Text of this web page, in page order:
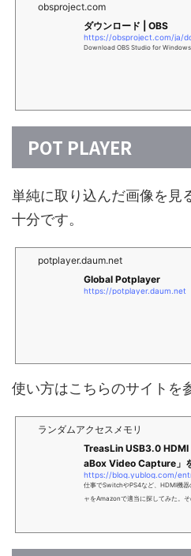
obsproject.com
ダウンロード | OBS
https://obsproject.com/ja/
Download OBS Studio for
POT PLAYER
単純に取り込んだ画像を見
十分です。
potplayer.daum.net
Global Potplayer
https://potplayer.daum.net
使い方はこちらのサイトを
ランダムアクセスメモリ
TreasLin USB3.0 HDMI
aBox Video Capture」
https://blog.yublog.com/
仕事でSwitchやPS4など、HDMI機
ャをAmazonで適当に探してみた。